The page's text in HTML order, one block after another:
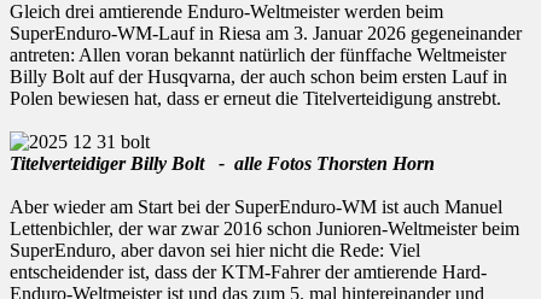
Gleich drei amtierende Enduro-Weltmeister werden beim
SuperEnduro-WM-Lauf in Riesa am 3. Januar 2026 gegeneinander
antreten: Allen voran bekannt natürlich der fünffache Weltmeister
Billy Bolt auf der Husqvarna, der auch schon beim ersten Lauf in
Polen bewiesen hat, dass er erneut die Titelverteidigung anstrebt.
Titelverteidiger Billy Bolt - alle Fotos Thorsten Horn
Aber wieder am Start bei der SuperEnduro-WM ist auch Manuel
Lettenbichler, der war zwar 2016 schon Junioren-Weltmeister beim
SuperEnduro, aber davon sei hier nicht die Rede: Viel
entscheidender ist, dass der KTM-Fahrer der amtierende Hard-
Enduro-Weltmeister ist und das zum 5. mal hintereinander und